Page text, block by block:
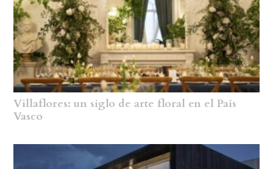
Villaflores: un siglo de arte floral en el País
Vasco